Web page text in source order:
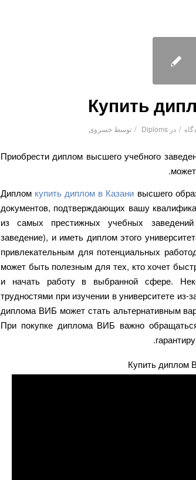
Купить
/ درDiploms
/ توسطخسروی
Приобрести диплом высшего учебного
Диплом купить диплом в Казани высшего
документов, подтверждающих вашу
из самых престижных учебных
заведение), и иметь диплом этого
привлекательным для потенциальных
может быть полезным для тех, кто хочет
и начать работу в выбранной сфере.
трудностями при изучении в университете из-
диплома ВИБ может стать альтернативным
При покупке диплома ВИБ важно